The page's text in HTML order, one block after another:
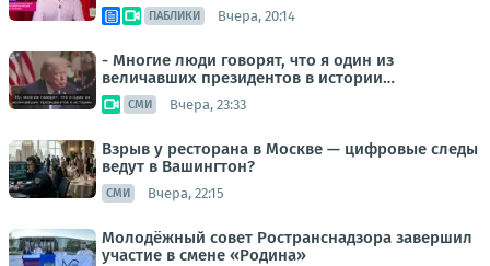
ПАБЛИКИ Вчера, 20:14
- Многие люди говорят, что я один из
величавших президентов в истории…
СМИ Вчера, 23:33
Взрыв у ресторана в Москве — цифровые следы
ведут в Вашингтон?
СМИ Вчера, 22:15
Молодёжный совет Ространснадзора завершил
участие в смене «Родина»